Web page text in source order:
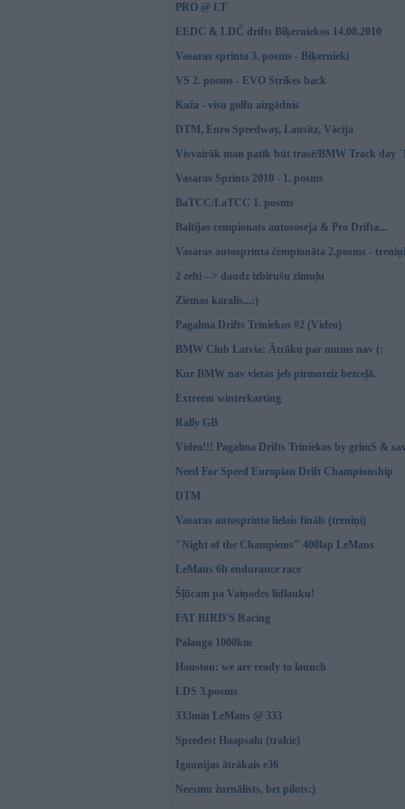
PRO @ LT
EEDC & LDČ drifts Biķerniekos 14.08.2010
Vasaras sprinta 3. posms - Biķernieki
VS 2. posms - EVO Strikes back
Kaža - visu golfu aizgādnis
DTM, Euro Speedway, Lausitz, Vācija
Visvairāk man patīk būt trasē/BMW Track day
Vasaras Sprints 2010 - 1. posms
BaTCC/LaTCC 1. posms
Baltijas cempionats autososeja & Pro Drifta...
Vasaras autosprinta čempionāta 2.posms - treniņi
2 zelti --> daudz izbirušu zīmuļu
Ziemas karalis...:)
Pagalma Drifts Trīniekos #2 (Video)
BMW Club Latvia: Ātrāku par mums nav (:
Kur BMW nav vietas jeb pirmoreiz bezceļā.
Extreem winterkarting
Rally GB
Video!!! Pagalma Drifts Trīniekos by grimS &
Need For Speed Europian Drift Championship
DTM
Vasaras autosprinta lielais fināls (treniņi)
"Night of the Champions" 400lap LeMans
LeMans 6h endurance race
Šļūcam pa Vaiņodes lidlauku!
FAT BIRD'S Racing
Palanga 1000km
Houston: we are ready to launch
LDS 3.posms
333min LeMans @ 333
Speedest Haapsalu (trakie)
Igaunijas ātrākais e36
Neesmu žurnālists, bet pilots:)